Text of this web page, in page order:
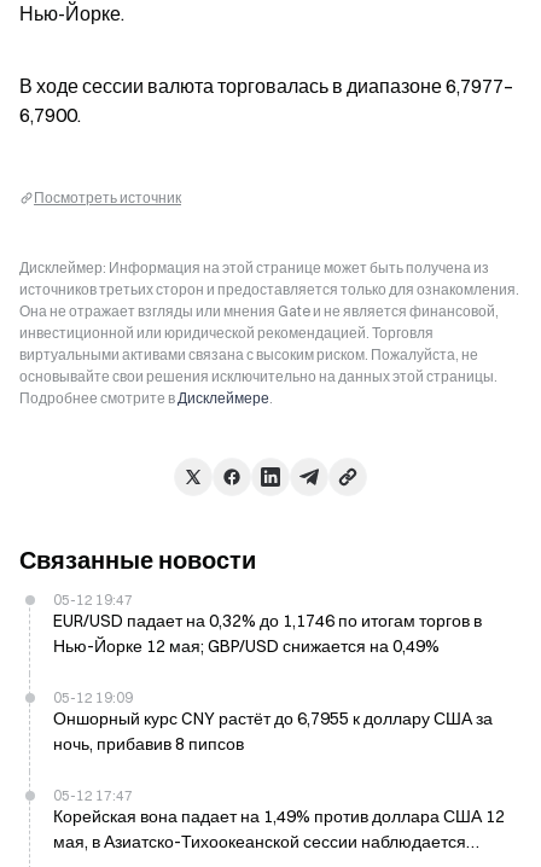
Нью-Йорке.
В ходе сессии валюта торговалась в диапазоне 6,7977–
6,7900.
Посмотреть источник
Дисклеймер: Информация на этой странице может быть получена из
источников третьих сторон и предоставляется только для ознакомления.
Она не отражает взгляды или мнения Gate и не является финансовой,
инвестиционной или юридической рекомендацией. Торговля
виртуальными активами связана с высоким риском. Пожалуйста, не
основывайте свои решения исключительно на данных этой страницы.
Подробнее смотрите вДисклеймере.
Связанные новости
05-12 19:47
EUR/USD падает на 0,32% до 1,1746 по итогам торгов в
Нью-Йорке 12 мая; GBP/USD снижается на 0,49%
05-12 19:09
Оншорный курс CNY растёт до 6,7955 к доллару США за
ночь, прибавив 8 пипсов
05-12 17:47
Корейская вона падает на 1,49% против доллара США 12
мая, в Азиатско-Тихоокеанской сессии наблюдается